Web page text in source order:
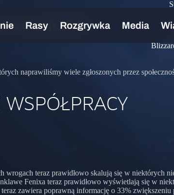
5.0.10
naprawiliśmy wiele zgłoszonych przez
wrogach teraz prawidłowo skalują się w niektórych
Fenixa teraz prawidłowo wyświetlają się w
zawiera poprawną informację o 33%